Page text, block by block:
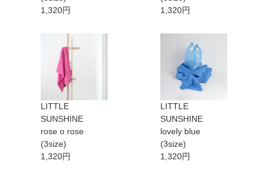
1,320円
1,320円
LITTLE
SUNSHINE
rose o rose
(3size)
1,320円
LITTLE
SUNSHINE
lovely blue
(3size)
1,320円